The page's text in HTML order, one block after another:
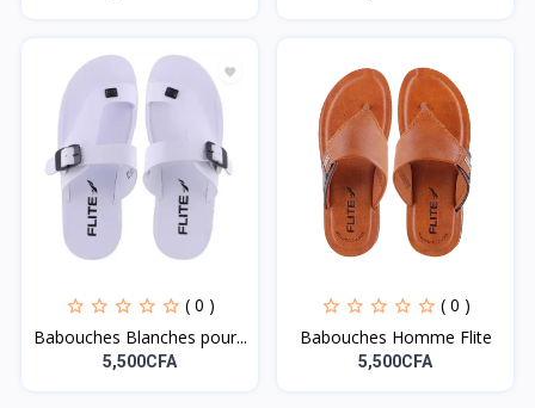
( 0 )
Babouches Blanches pour...
5,500CFA
( 0 )
Babouches Homme Flite
5,500CFA